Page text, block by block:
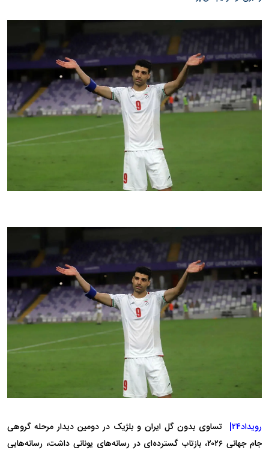
رویداد۲۴|
تساوی بدون گل ایران و بلژیک در دومین دیدار مرحله گروهی
جام جهانی ۲۰۲۶، بازتاب گسترده‌ای در رسانه‌های یونانی داشت، رسانه‌هایی